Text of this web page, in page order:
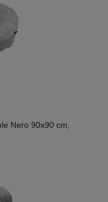
Nero 90x90 cm,